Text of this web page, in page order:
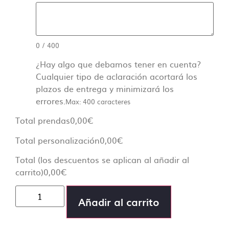
0 / 400
¿Hay algo que debamos tener en cuenta?
Cualquier tipo de aclaración acortará los
plazos de entrega y minimizará los
errores.Max: 400 caracteres
Total prendas0,00€
Total personalización0,00€
Total (los descuentos se aplican al añadir al
carrito)0,00€
Añadir al carrito